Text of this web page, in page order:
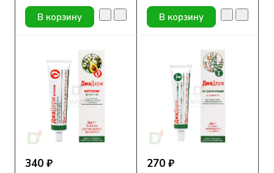
В корзину В корзину
340 ₽ 270 ₽